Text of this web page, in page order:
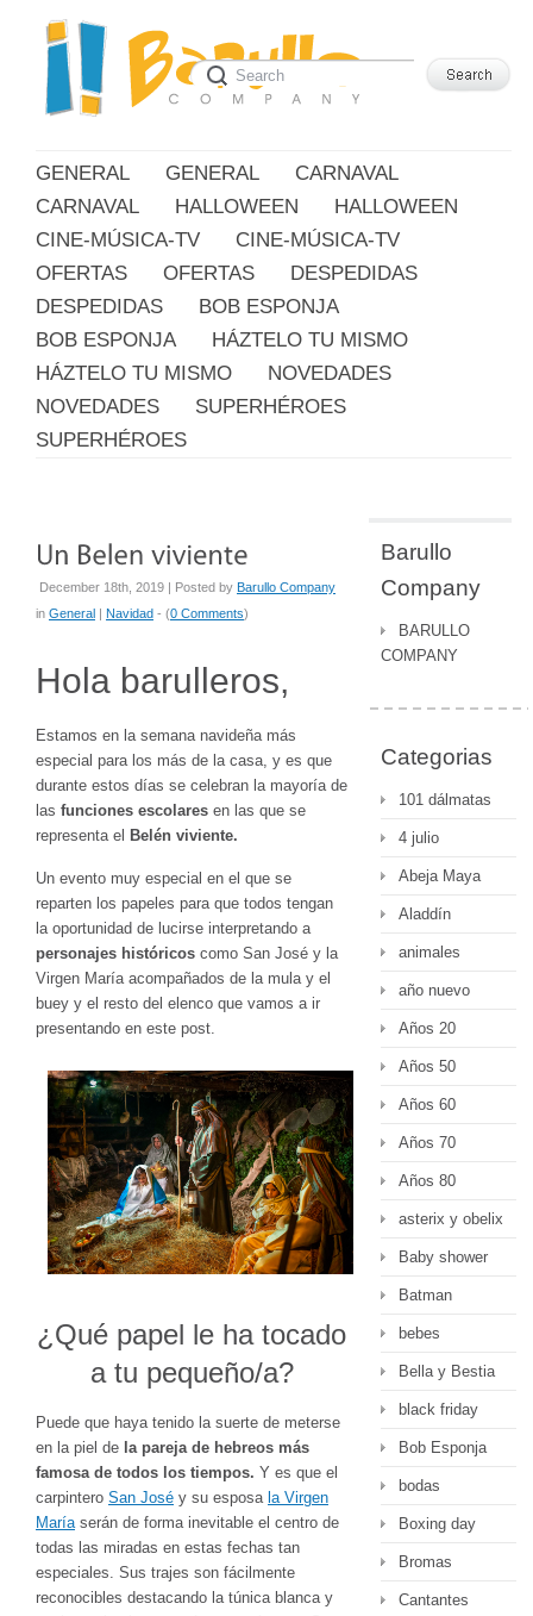
GENERAL GENERAL
CARNAVAL
CARNAVAL
HALLOWEEN
HALLOWEEN
CINE-MÚSICA-TV
CINE-MÚSICA-TV
OFERTAS
OFERTAS
DESPEDIDAS
DESPEDIDAS
BOB ESPONJA
BOB ESPONJA
HÁZTELO TU MISMO
HÁZTELO TU MISMO
NOVEDADES
NOVEDADES
SUPERHÉROES
SUPERHÉROES
December 18th, 2019 | Posted by Barullo Company
in General | Navidad - (0 Comments)
Hola barulleros,
Estamos en la semana navideña más
especial para los más de la casa, y es que
durante estos días se celebran la mayoría de
las funciones escolares en las que se
representa el Belén viviente.
Un evento muy especial en el que se
reparten los papeles para que todos tengan
la oportunidad de lucirse interpretando a
personajes históricos como San José y la
Virgen María acompañados de la mula y el
buey y el resto del elenco que vamos a ir
presentando en este post.
¿Qué papel le ha tocado
a tu pequeño/a?
Puede que haya tenido la suerte de meterse
en la piel de la pareja de hebreos más
famosa de todos los tiempos. Y es que el
carpintero San José y su esposa la Virgen
Maríaserán de forma inevitable el centro de
todas las miradas en estas fechas tan
especiales. Sus trajes son fácilmente
reconocibles destacando la túnica blanca y
Barullo
Company
BARULLO
COMPANY
Categorias
101 dálmatas
4 julio
Abeja Maya
Aladdín
animales
año nuevo
Años 20
Años 50
Años 60
Años 70
Años 80
asterix y obelix
Baby shower
Batman
bebes
Bella y Bestia
black friday
Bob Esponja
bodas
Boxing day
Bromas
Cantantes